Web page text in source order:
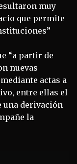
muy
que permite
“a partir de
nuevas
actas a
entre ellas el
una derivación
la